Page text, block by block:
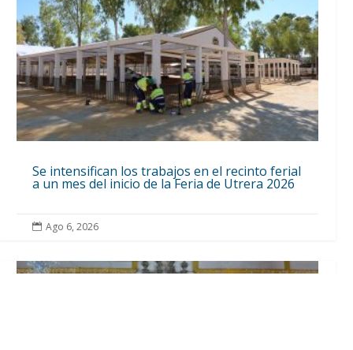
Se intensifican los trabajos en el recinto ferial
a un mes del inicio de la Feria de Utrera 2026
 Ago 6, 2026